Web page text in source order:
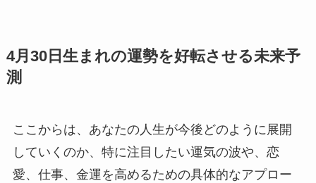
4月30日生まれの運勢を好転させる未来予
測
ここからは、あなたの人生が今後どのように展開
していくのか、特に注目したい運気の波や、恋
愛、仕事、金運を高めるための具体的なアプロー